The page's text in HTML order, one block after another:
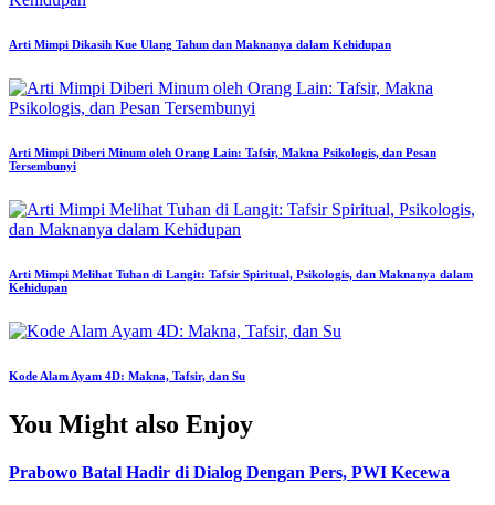
Arti Mimpi Dikasih Kue Ulang Tahun dan Maknanya dalam Kehidupan
Arti Mimpi Diberi Minum oleh Orang Lain: Tafsir, Makna Psikologis, dan Pesan
Tersembunyi
Arti Mimpi Melihat Tuhan di Langit: Tafsir Spiritual, Psikologis, dan Maknanya dalam
Kehidupan
Kode Alam Ayam 4D: Makna, Tafsir, dan Su
You Might also Enjoy
Prabowo Batal Hadir di Dialog Dengan Pers, PWI Kecewa